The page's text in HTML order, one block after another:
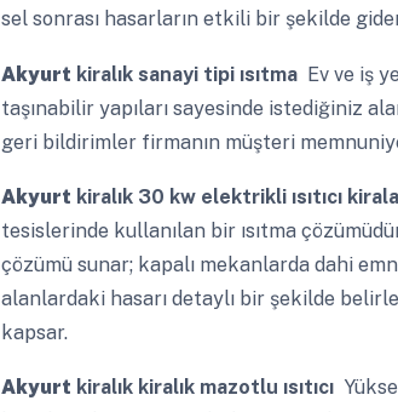
sel sonrası hasarların etkili bir şekilde
Akyurt kiralık sanayi tipi ısıtmaEv ve iş
taşınabilir yapıları sayesinde istediğiniz
geri bildirimler firmanın müşteri
Akyurt kiralık 30 kw elektrikli ısıtıcı
tesislerinde kullanılan bir ısıtma
çözümü sunar; kapalı mekanlarda dahi
alanlardaki hasarı detaylı bir şekilde
kapsar.
Akyurt kiralık kiralık mazotlu ısıtıcı